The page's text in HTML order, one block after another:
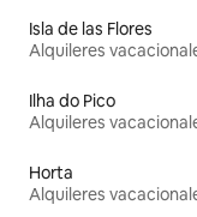
Isla de las Flores
Alquileres
Ilha do Pico
Alquileres
Horta
Alquileres